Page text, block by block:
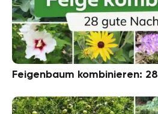
Feigenbaum kombinieren: